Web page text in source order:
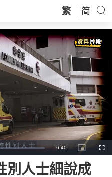
繁 简
Remaining
Time
-6:40
Picture-
in-
別人士細說成